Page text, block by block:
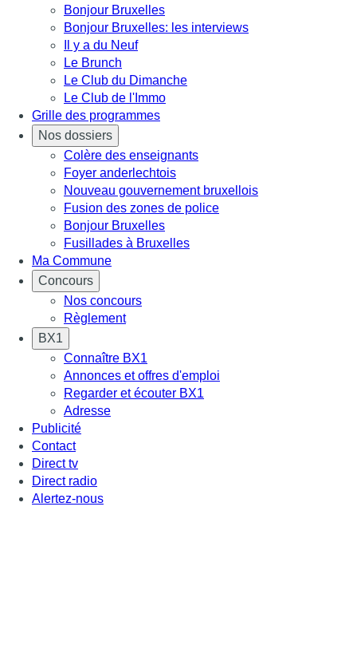
Bonjour Bruxelles
Bonjour Bruxelles: les interviews
Il y a du Neuf
Le Brunch
Le Club du Dimanche
Le Club de l'Immo
Grille des programmes
Nos dossiers
Colère des enseignants
Foyer anderlechtois
Nouveau gouvernement bruxellois
Fusion des zones de police
Bonjour Bruxelles
Fusillades à Bruxelles
Ma Commune
Concours
Nos concours
Règlement
BX1
Connaître BX1
Annonces et offres d'emploi
Regarder et écouter BX1
Adresse
Publicité
Contact
Direct tv
Direct radio
Alertez-nous